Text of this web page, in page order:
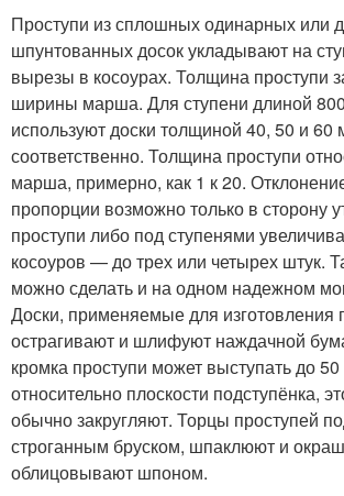
Проступи из сплошных одинарных или
шпунтованных досок укладывают на
вырезы в косоурах. Толщина проступи
ширины марша. Для ступени длиной
используют доски толщиной 40, 50 и 60
соответственно. Толщина проступи
марша, примерно, как 1 к 20.
пропорции возможно только в сторону
проступи либо под ступенями
косоуров — до трех или четырех штук.
можно сделать и на одном надежном
Доски, применяемые для изготовления
острагивают и шлифуют наждачной
кромка проступи может выступать до
относительно плоскости подступёнка,
обычно закругляют. Торцы проступей
строганным бруском, шпаклюют и
облицовывают шпоном.